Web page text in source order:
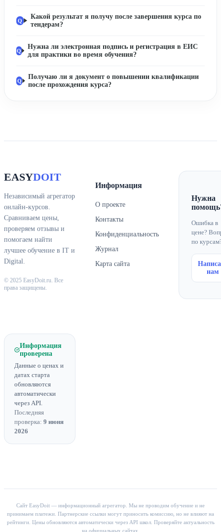
Какой результат я получу после завершения курса по
тендерам?
Нужна ли электронная подпись и регистрация в ЕИС
для практики во время обучения?
Получаю ли я документ о повышении квалификации
после прохождения курса?
EASYDOIT
Независимый агрегатор
онлайн-курсов.
Сравниваем цены,
проверяем отзывы и
помогаем найти
лучшее обучение в IT и
Digital.
© 2025 EasyDoit.ru. Все
права защищены.
Информация
О проекте
Контакты
Конфиденциальность
Журнал
Карта сайта
Нужна
Ошибка в
цене?
по
нам
Информация
проверена
Данные о ценах и
датах старта
обновляются
автоматически
через API.
Последняя
проверка: 9 июня
2026
Сайт EasyDoit — информационный агрегатор. Мы не проводим обучение и не
принимаем платежи. Партнерские ссылки могут приносить комиссию, но не влияют на
рейтинги. Цены обновляются автоматически через API школ. Проверяйте актуальность
на официальных сайтах.